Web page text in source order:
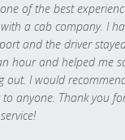
of the best
a cab company. I
and the driver
hour and helped me
out. I would
anyone. Thank you